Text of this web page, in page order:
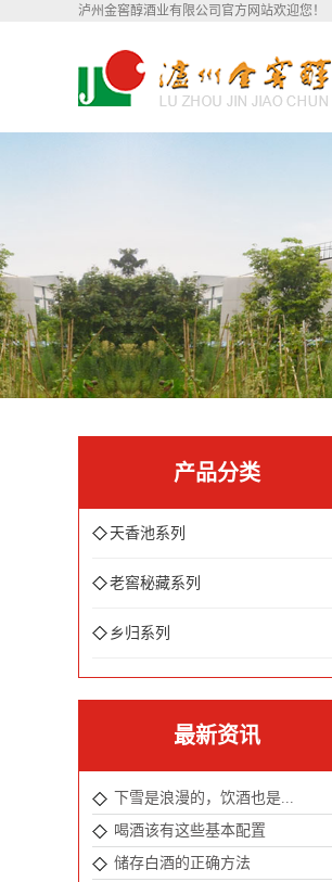
泸州金窖醇酒业有限公司官方网站欢迎您！
产品分类
天香池系列
老窖秘藏系列
乡归系列
最新资讯
下雪是浪漫的，饮酒也是...
喝酒该有这些基本配置
储存白酒的正确方法